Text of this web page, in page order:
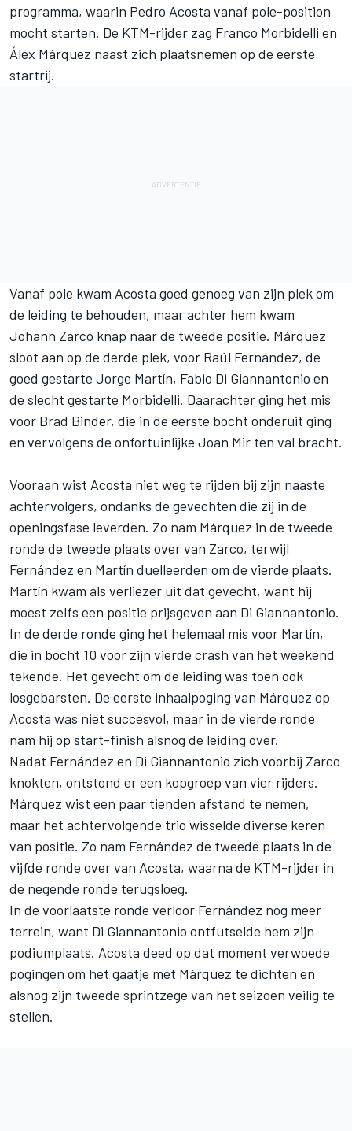
programma, waarin Pedro Acosta vanaf pole-position
mocht starten. De KTM-rijder zag Franco Morbidelli en
Álex Márquez naast zich plaatsnemen op de eerste
startrij.
Vanaf pole kwam Acosta goed genoeg van zijn plek om
de leiding te behouden, maar achter hem kwam
Johann Zarco knap naar de tweede positie. Márquez
sloot aan op de derde plek, voor Raúl Fernández, de
goed gestarte Jorge Martín, Fabio Di Giannantonio en
de slecht gestarte Morbidelli. Daarachter ging het mis
voor Brad Binder, die in de eerste bocht onderuit ging
en vervolgens de onfortuinlijke Joan Mir ten val bracht.
Vooraan wist Acosta niet weg te rijden bij zijn naaste
achtervolgers, ondanks de gevechten die zij in de
openingsfase leverden. Zo nam Márquez in de tweede
ronde de tweede plaats over van Zarco, terwijl
Fernández en Martín duelleerden om de vierde plaats.
Martín kwam als verliezer uit dat gevecht, want hij
moest zelfs een positie prijsgeven aan Di Giannantonio.
In de derde ronde ging het helemaal mis voor Martín,
die in bocht 10 voor zijn vierde crash van het weekend
tekende. Het gevecht om de leiding was toen ook
losgebarsten. De eerste inhaalpoging van Márquez op
Acosta was niet succesvol, maar in de vierde ronde
nam hij op start-finish alsnog de leiding over.
Nadat Fernández en Di Giannantonio zich voorbij Zarco
knokten, ontstond er een kopgroep van vier rijders.
Márquez wist een paar tienden afstand te nemen,
maar het achtervolgende trio wisselde diverse keren
van positie. Zo nam Fernández de tweede plaats in de
vijfde ronde over van Acosta, waarna de KTM-rijder in
de negende ronde terugsloeg.
In de voorlaatste ronde verloor Fernández nog meer
terrein, want Di Giannantonio ontfutselde hem zijn
podiumplaats. Acosta deed op dat moment verwoede
pogingen om het gaatje met Márquez te dichten en
alsnog zijn tweede sprintzege van het seizoen veilig te
stellen.